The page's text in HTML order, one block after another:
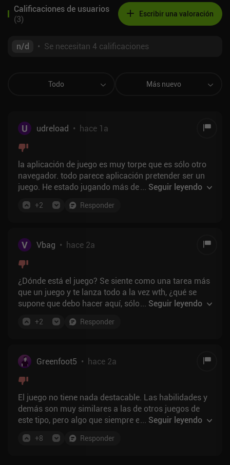
Calificaciones de usuarios
(3) Escribir una valoración
n/d • Se necesitan 4 calificaciones
Todo Más nuevo
U udreload • hace 1a
la aplicación de juego es muy torpe que es sólo otro
navegador. todo parece aplicación pretender ser un
juego. He estado jugando más de 2 semanas.
dólares que reciben un trato especial de
... Seguir leyendo
+2 Responder
V Vbag • hace 2a
¿Dónde está el juego? Se siente como una tarea más
que un juego y te lanza todo a la vez wth, ¿qué se
supone que debo hacer aquí, sólo crear cuentas y
... Seguir leyendo
+2 Responder
Greenfoot5 • hace 2a
El juego no tiene nada destacable. Las habilidades y
demás son muy similares a las de otros juegos de
este tipo, pero algo que siempre está bien es el
quieren que te unas a un Discord, la forma de unirse
... Seguir leyendo
+8 Responder